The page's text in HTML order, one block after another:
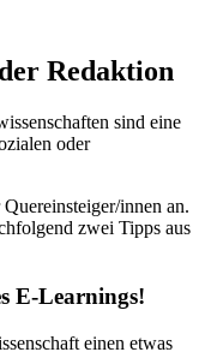
Redaktion
sind eine
oder
innen an.
zwei Tipps aus
E-Learnings!
einen etwas